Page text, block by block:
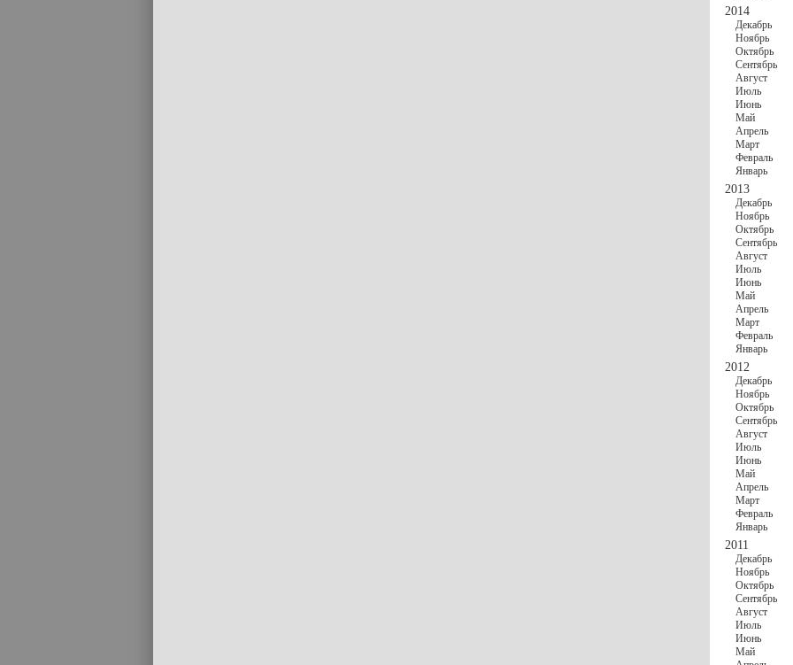
2014
Декабрь
Ноябрь
Октябрь
Сентябрь
Август
Июль
Июнь
Май
Апрель
Март
Февраль
Январь
2013
Декабрь
Ноябрь
Октябрь
Сентябрь
Август
Июль
Июнь
Май
Апрель
Март
Февраль
Январь
2012
Декабрь
Ноябрь
Октябрь
Сентябрь
Август
Июль
Июнь
Май
Апрель
Март
Февраль
Январь
2011
Декабрь
Ноябрь
Октябрь
Сентябрь
Август
Июль
Июнь
Май